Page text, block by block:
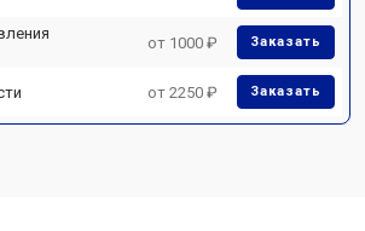
от 1000 ₽ Заказать
от 2250 ₽ Заказать